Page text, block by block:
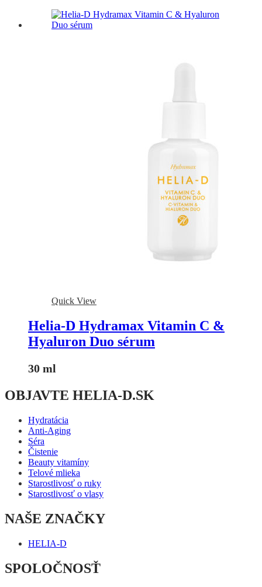
Quick View
Helia-D Hydramax Vitamin C &
Hyaluron Duo sérum
30 ml
OBJAVTE HELIA-D.SK
Hydratácia
Anti-Aging
Séra
Čistenie
Beauty vitamíny
Telové mlieka
Starostlivosť o ruky
Starostlivosť o vlasy
NAŠE ZNAČKY
HELIA-D
SPOLOČNOSŤ